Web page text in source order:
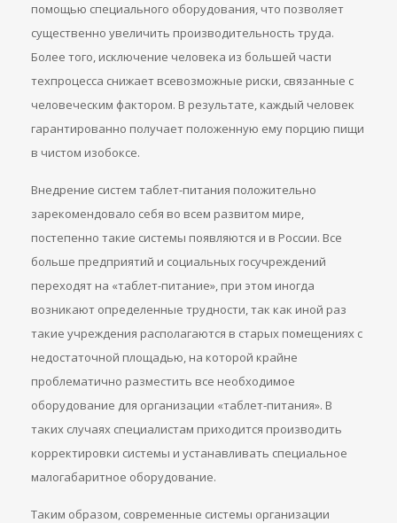
помощью специального оборудования, что позволяет
существенно увеличить производительность труда.
Более того, исключение человека из большей части
техпроцесса снижает всевозможные риски, связанные с
человеческим фактором. В результате, каждый человек
гарантированно получает положенную ему порцию пищи
в чистом изобоксе.
Внедрение систем таблет-питания положительно
зарекомендовало себя во всем развитом мире,
постепенно такие системы появляются и в России. Все
больше предприятий и социальных госучреждений
переходят на «таблет-питание», при этом иногда
возникают определенные трудности, так как иной раз
такие учреждения располагаются в старых помещениях с
недостаточной площадью, на которой крайне
проблематично разместить все необходимое
оборудование для организации «таблет-питания». В
таких случаях специалистам приходится производить
корректировки системы и устанавливать специальное
малогабаритное оборудование.
Таким образом, современные системы организации